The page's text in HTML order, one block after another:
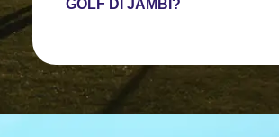
GOLF DI JAMBI?